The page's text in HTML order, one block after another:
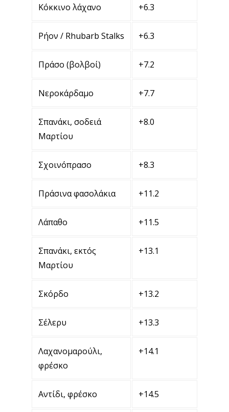
Κόκκινο λάχανο +6.3
Ρήον / Rhubarb Stalks +6.3
Πράσο (βολβοί) +7.2
Νεροκάρδαμο +7.7
Σπανάκι, σοδειά
Μαρτίου
+8.0
Σχοινόπρασο +8.3
Πράσινα φασολάκια +11.2
Λάπαθο +11.5
Σπανάκι, εκτός
Μαρτίου
+13.1
Σκόρδο +13.2
Σέλερυ +13.3
Λαχανομαρούλι,
φρέσκο
+14.1
Αντίδι, φρέσκο +14.5